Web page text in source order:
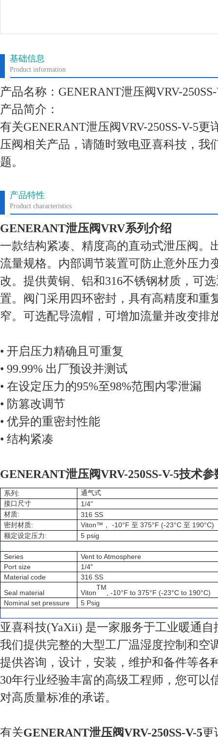
基础信息
Product information
产品名称：GENERANT泄压阀VRV-
产品简介：
有关GENERANT泄压阀VRV-250SS-V-5
压阀相关产品，请随时致电亚喜科技，我
题。
产品特性
Product characteristics
GENERANT泄压阀VRV系列介绍
一款结构紧凑、精度高的直动式泄压阀。
流量规格。内部调节装置可防止意外压力
改。提供黄铜、铝和316不锈钢材质，可
置。阀门采用四环密封，具有高精度和重
窄。可选配导流帽，可增加流量并改变排
• 开启压力精确且可重复
• 99.99% 出厂预设并测试
• 在设定压力的95%至98%范围内零泄漏
• 防篡改调节
• 优异的重密封性能
• 结构紧凑
GENERANT泄压阀VRV-250SS-V-5技术参
系列 :
通气式
接口尺寸
1/4"
材质: 316 SS
密封材质: Viton™ ， -10°F 至 375°F (-23°C 至 190°C)
额定设定压力 : 5 psig
Series
Vent to Atmosphere
Port size
1/4"
Material code
316 SS
Seal material
Viton
TM
, -10°F to 375°F (-23°C to 190°C)
Nominal set pressure
5 Psig
亚喜科技(YaXii) 是一家服务于工业暖通自
我们提供完整的大型工厂温湿度控制和空
提供咨询，设计，安装，维护和备件等各
30年行业经验丰富的高级工程师，您可以
对高质量标准的承诺。
有关GENERANT泄压阀VRV-250SS-V-5更